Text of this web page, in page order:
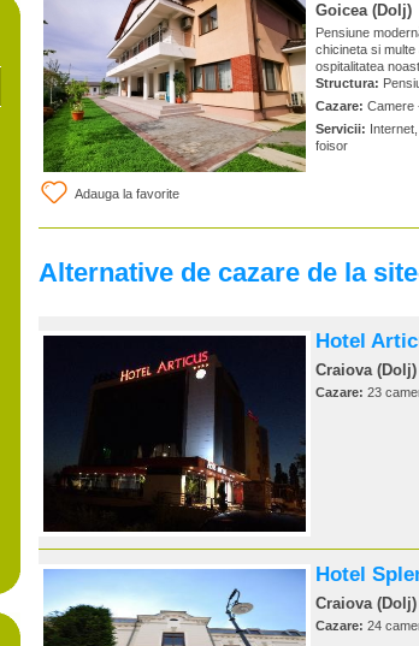
Adauga la favorite
Goicea (Dolj)
Pensiune
chicineta si
ospitalitatea
Structura:
Cazare: Camere
Servicii:
foisor
Alternative de cazare de la
Hotel
Craiova (Dolj)
Cazare: 23
Hotel
Craiova (Dolj)
Cazare: 24